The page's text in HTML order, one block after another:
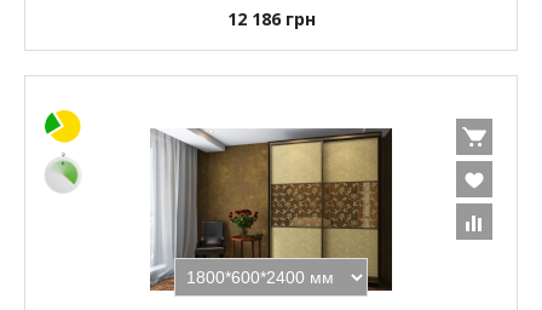
12 186 грн